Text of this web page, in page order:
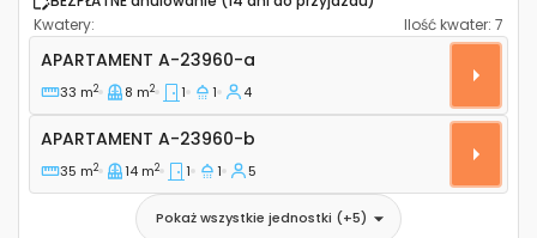
Kwatery:
Ilość kwater: 7
Jednopokojowy apartament Zablace, Sibenik A-
APARTAMENT A-23960-a
33 m2 8 m2 1 1 4
Apartament A-23960-b
APARTAMENT A-23960-b
35 m2 14 m2 1 1 5
Pokaż wszystkie jednostki (+5)